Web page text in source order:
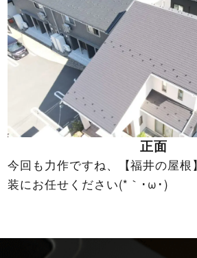
正面
今回も力作ですね、【福井の屋根
装にお任せください(*｀･ω･)ゞ